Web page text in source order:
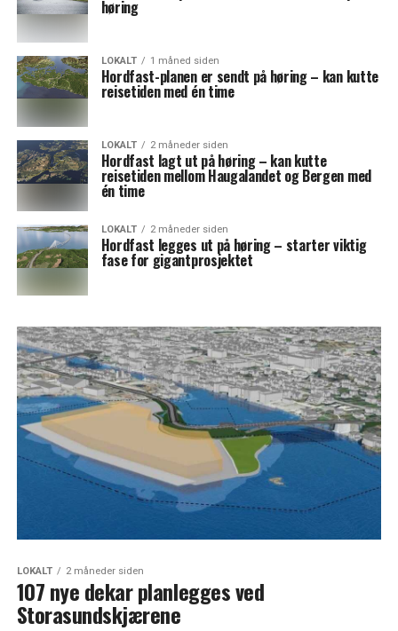
høring
LOKALT 1 måned siden
Hordfast-planen er sendt på høring – kan kutte
reisetiden med én time
LOKALT 2 måneder siden
Hordfast lagt ut på høring – kan kutte
reisetiden mellom Haugalandet og Bergen med
én time
LOKALT 2 måneder siden
Hordfast legges ut på høring – starter viktig
fase for gigantprosjektet
LOKALT 2 måneder siden
107 nye dekar planlegges ved
Storasundskjærene